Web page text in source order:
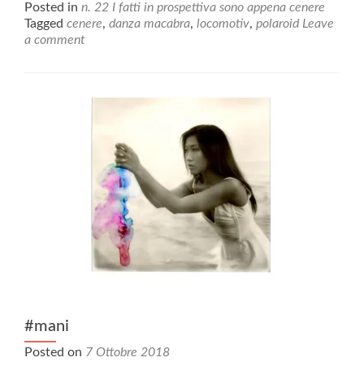
concerto
Posted in n. 22 I fatti in prospettiva sono appena cenere
Tagged cenere, danza macabra, locomotiv, polaroid Leave
a comment
#mani
Posted on 7 Ottobre 2018